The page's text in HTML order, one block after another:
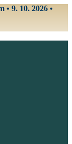
9. 10. 2026 •